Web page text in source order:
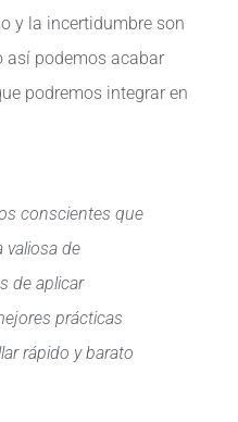
y la incertidumbre son
así podemos acabar
podremos integrar en
conscientes que
valiosa de
de aplicar
prácticas
rápido y barato